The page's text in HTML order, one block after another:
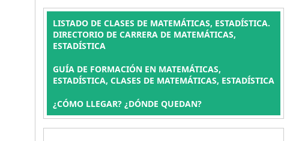
LISTADO DE CLASES DE MATEMÁTICAS, ESTADÍSTICA.
DIRECTORIO DE CARRERA DE MATEMÁTICAS,
ESTADÍSTICA
GUÍA DE FORMACIÓN EN MATEMÁTICAS,
ESTADÍSTICA, CLASES DE MATEMÁTICAS, ESTADÍSTICA
¿CÓMO LLEGAR? ¿DÓNDE QUEDAN?